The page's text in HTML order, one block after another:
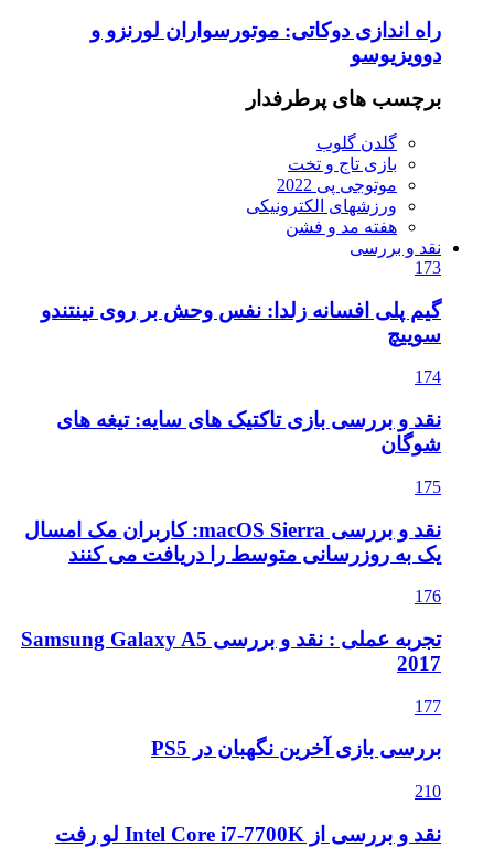
راه اندازی دوکاتی: موتورسواران لورنزو و
دوویزیوسو
برچسب های پرطرفدار
گلدن گلوب
بازی تاج و تخت
موتوجی پی 2022
ورزشهای الکترونیکی
هفته مد و فشن
نقد و بررسی
173
گیم پلی افسانه زلدا: نفس وحش بر روی نینتندو
سوییچ
174
نقد و بررسی بازی تاکتیک های سایه: تیغه های
شوگان
175
نقد و بررسی macOS Sierra: کاربران مک امسال
یک به روزرسانی متوسط را دریافت می کنند
176
تجربه عملی : نقد و بررسی Samsung Galaxy A5
2017
177
بررسی بازی آخرین نگهبان در PS5
210
نقد و بررسی از Intel Core i7-7700K لو رفت